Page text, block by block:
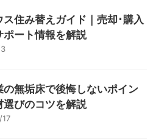
ス住み替えガイド｜売却･購入
ポート情報を解説
の無垢床で後悔しないポイン
選びのコツを解説